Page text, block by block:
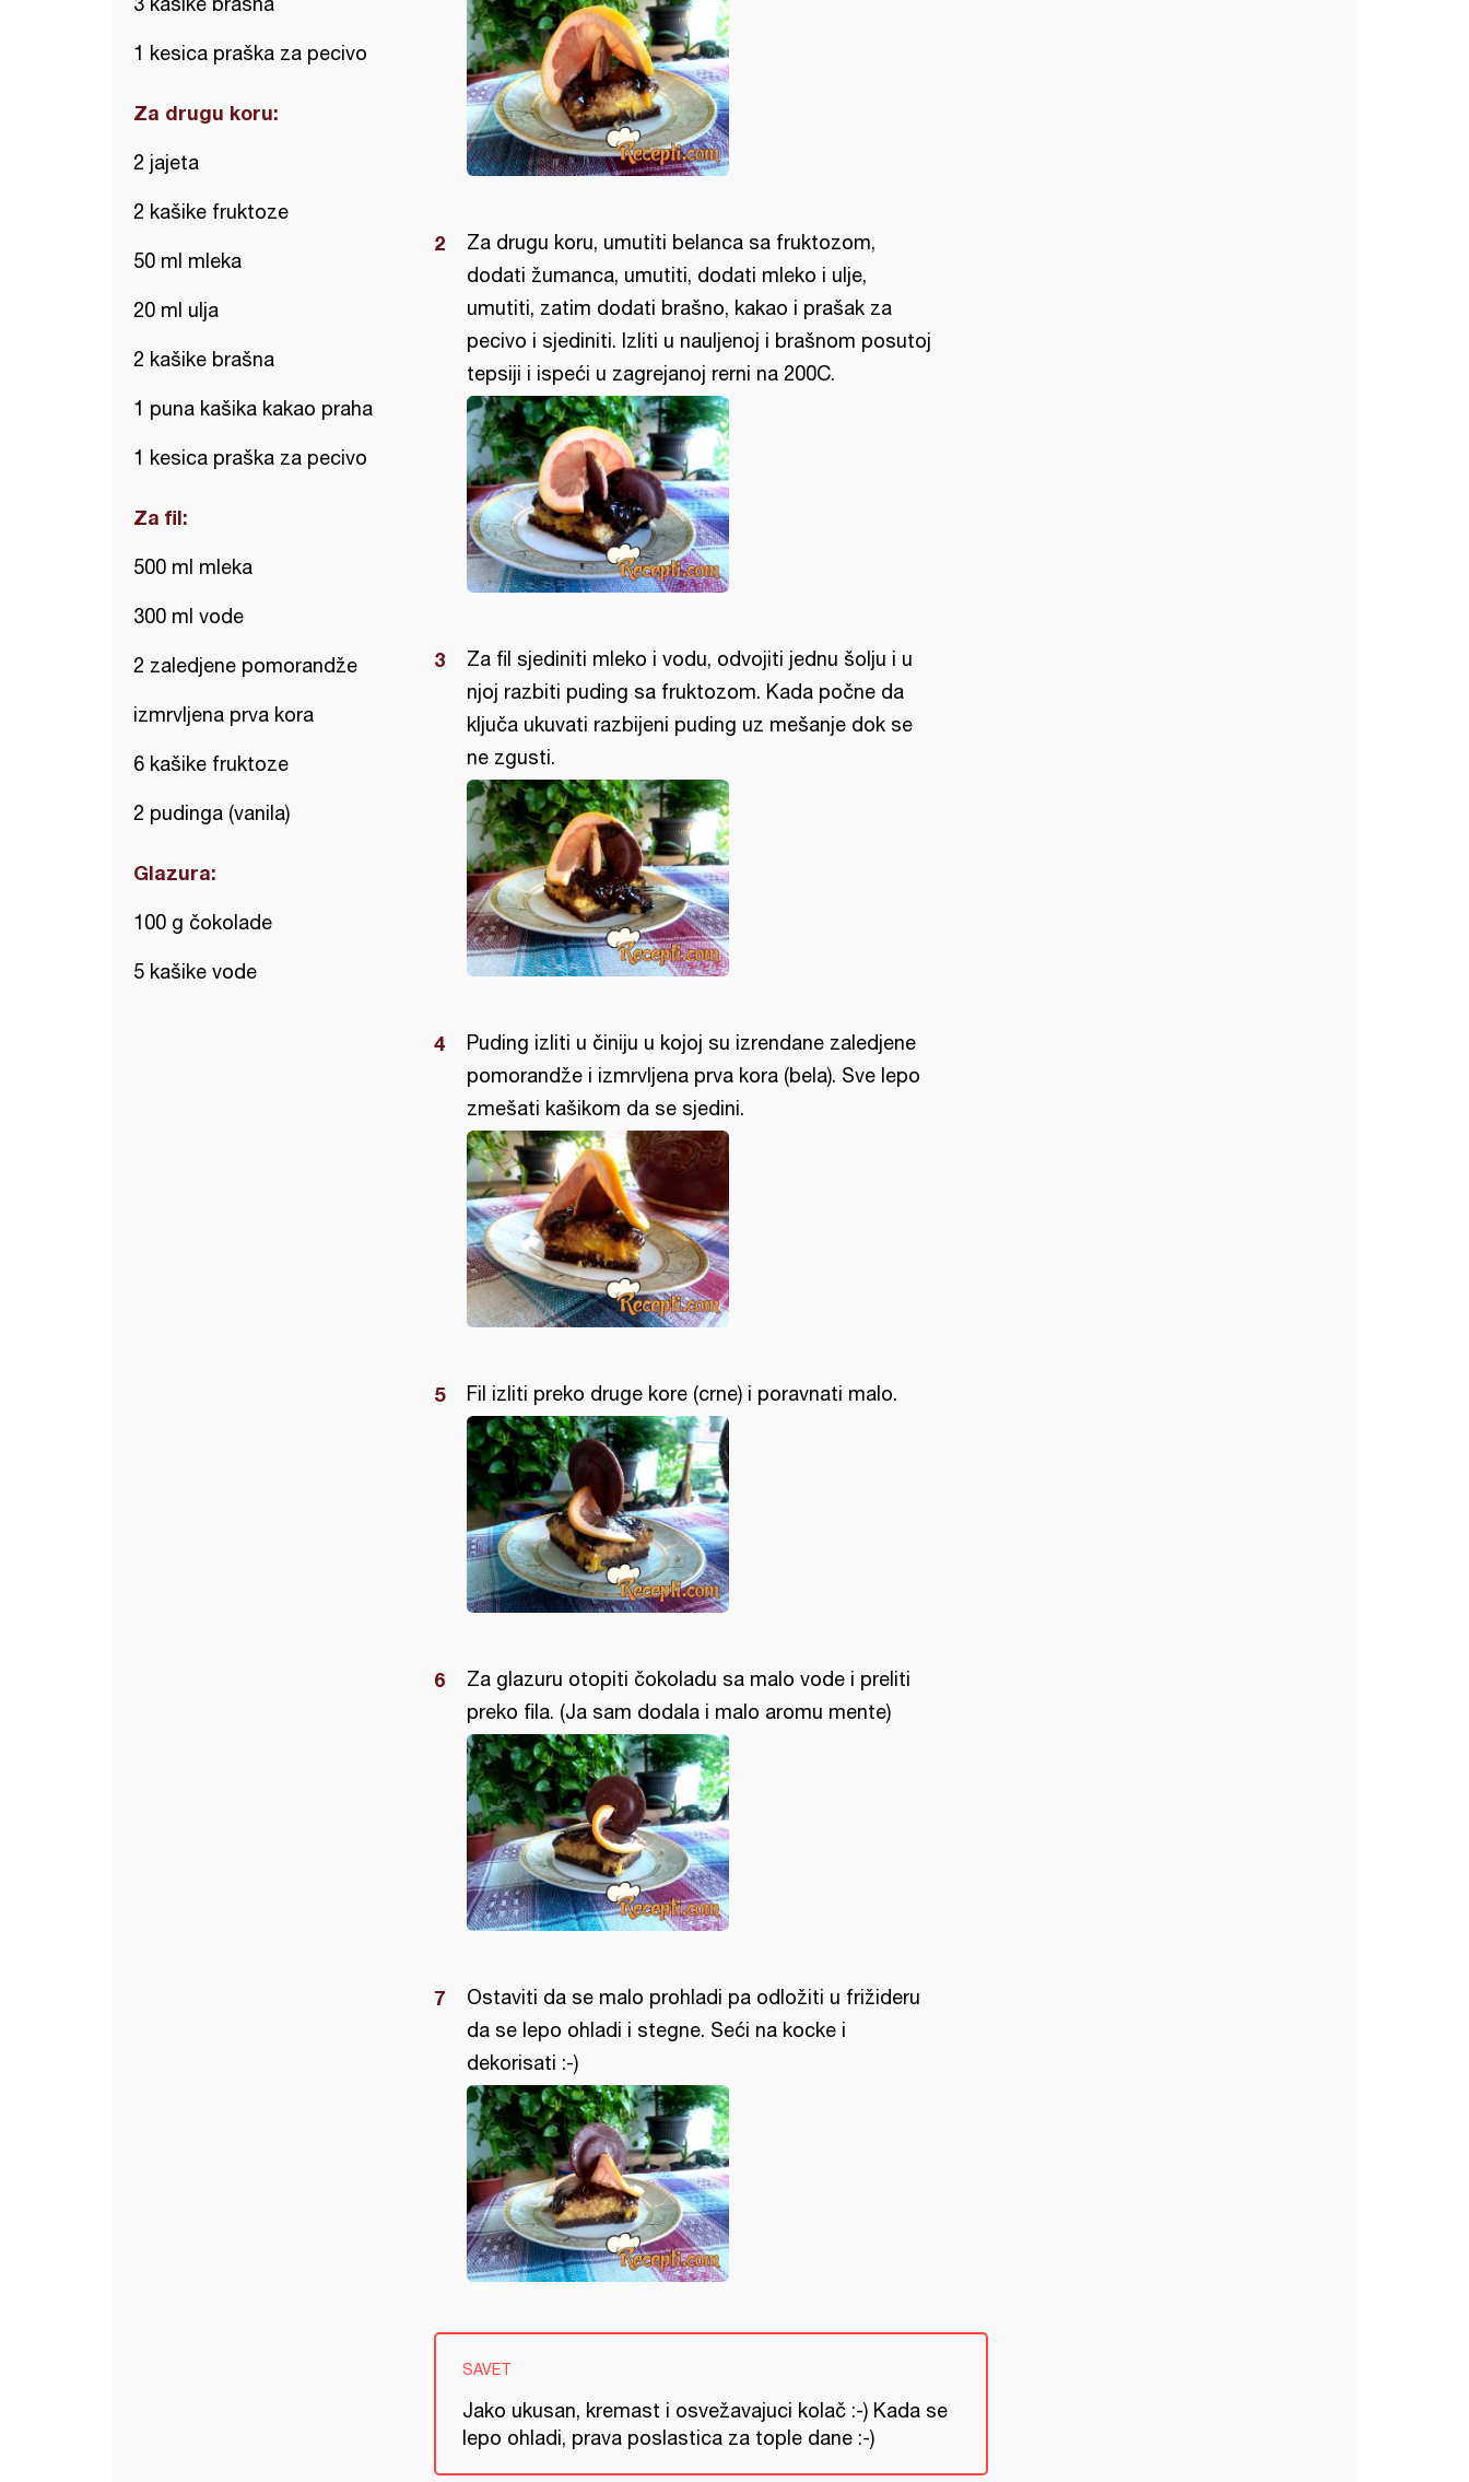
1 kesica praška za pecivo
Za drugu koru:
2 jajeta
2 kašike fruktoze
50 ml mleka
20 ml ulja
2 kašike brašna
1 puna kašika kakao praha
1 kesica praška za pecivo
Za fil:
500 ml mleka
300 ml vode
2 zaledjene pomorandže
izmrvljena prva kora
6 kašike fruktoze
2 pudinga (vanila)
Glazura:
100 g čokolade
5 kašike vode
Za drugu koru, umutiti belanca sa fruktozom,
dodati žumanca, umutiti, dodati mleko i ulje,
umutiti, zatim dodati brašno, kakao i prašak za
pecivo i sjediniti. Izliti u nauljenoj i brašnom posutoj
tepsiji i ispeći u zagrejanoj rerni na 200C.
Za fil sjediniti mleko i vodu, odvojiti jednu šolju i u
njoj razbiti puding sa fruktozom. Kada počne da
ključa ukuvati razbijeni puding uz mešanje dok se
ne zgusti.
Puding izliti u činiju u kojoj su izrendane zaledjene
pomorandže i izmrvljena prva kora (bela). Sve lepo
zmešati kašikom da se sjedini.
Fil izliti preko druge kore (crne) i poravnati malo.
Za glazuru otopiti čokoladu sa malo vode i preliti
preko fila. (Ja sam dodala i malo aromu mente)
Ostaviti da se malo prohladi pa odložiti u frižideru
da se lepo ohladi i stegne. Seći na kocke i
dekorisati :-)
SAVET
Jako ukusan, kremast i osvežavajuci kolač :-) Kada se
lepo ohladi, prava poslastica za tople dane :-)